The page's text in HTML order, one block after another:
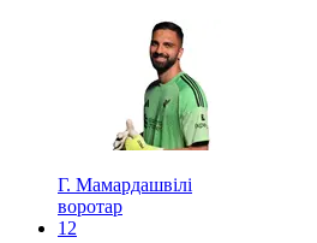
Г. Мамардашвілі
воротар
12